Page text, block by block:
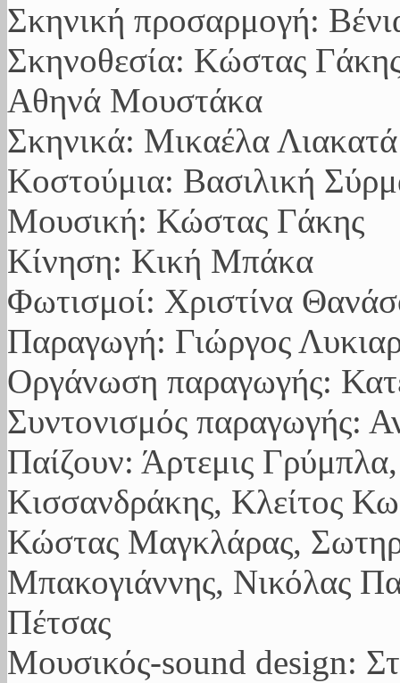
Σκηνική προσαρμογή:
Σκηνοθεσία: Kώστας
Αθηνά Μουστάκα
Σκηνικά: Μικαέλα Λιακατά
Κοστούμια: Βασιλική
Μουσική: Κώστας Γάκης
Κίνηση: Κική Μπάκα
Φωτισμοί: Χριστίνα
Παραγωγή: Γιώργος
Οργάνωση παραγωγής:
Συντονισμός παραγωγής:
Παίζουν: Άρτεμις
Κισσανδράκης, Κλείτος
Κώστας Μαγκλάρας,
Μπακογιάννης, Νικόλας
Πέτσας
Μουσικός-sound design: